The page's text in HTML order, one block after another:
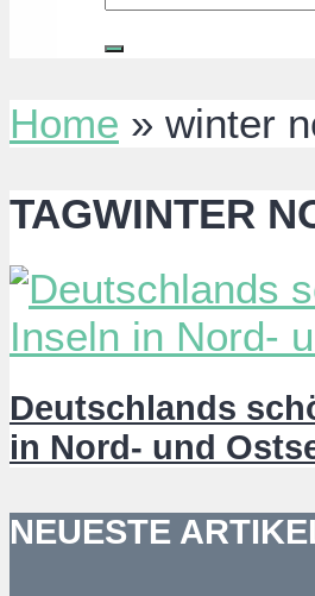
Home » winter
TAGWINTER
Deutschlands
in Nord- und
NEUESTE